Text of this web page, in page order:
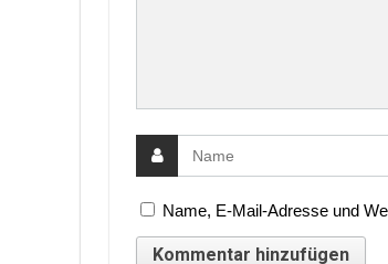
Name, E-Mail-Adresse und